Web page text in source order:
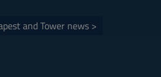
and Tower news >